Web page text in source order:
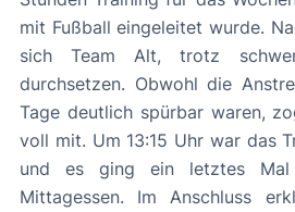
mit Fußball eingeleitet wurde.
sich Team Alt, trotz
durchsetzen. Obwohl die
Tage deutlich spürbar waren,
voll mit. Um 13:15 Uhr war das
und es ging ein letztes Mal
Mittagessen. Im Anschluss